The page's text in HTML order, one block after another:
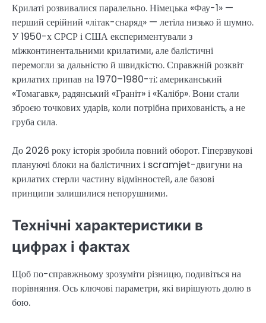
Крилаті розвивалися паралельно. Німецька «Фау-1» —
перший серійний «літак-снаряд» — летіла низько й шумно.
У 1950-х СРСР і США експериментували з
міжконтинентальними крилатими, але балістичні
перемогли за дальністю й швидкістю. Справжній розквіт
крилатих припав на 1970–1980-ті: американський
«Томагавк», радянський «Граніт» і «Калібр». Вони стали
зброєю точкових ударів, коли потрібна прихованість, а не
груба сила.
До 2026 року історія зробила повний оборот. Гіперзвукові
плануючі блоки на балістичних і scramjet-двигуни на
крилатих стерли частину відмінностей, але базові
принципи залишилися непорушними.
Технічні характеристики в
цифрах і фактах
Щоб по-справжньому зрозуміти різницю, подивіться на
порівняння. Ось ключові параметри, які вирішують долю в
бою.